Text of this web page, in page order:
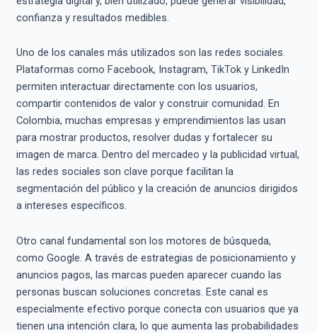
confianza y resultados medibles.
Uno de los canales más utilizados son las redes sociales.
Plataformas como Facebook, Instagram, TikTok y LinkedIn
permiten interactuar directamente con los usuarios,
compartir contenidos de valor y construir comunidad. En
Colombia, muchas empresas y emprendimientos las usan
para mostrar productos, resolver dudas y fortalecer su
imagen de marca. Dentro del mercadeo y la publicidad virtual,
las redes sociales son clave porque facilitan la
segmentación del público y la creación de anuncios dirigidos
a intereses específicos.
Otro canal fundamental son los motores de búsqueda,
como Google. A través de estrategias de posicionamiento y
anuncios pagos, las marcas pueden aparecer cuando las
personas buscan soluciones concretas. Este canal es
especialmente efectivo porque conecta con usuarios que ya
tienen una intención clara, lo que aumenta las probabilidades